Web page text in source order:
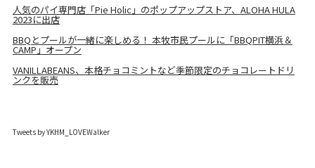
人気のパイ専門店「Pie Holic」のポップアップストア、ALOHA HULA
2023に出店
BBQとプールが一緒に楽しめる！ 本牧市民プールに「BBQPIT横浜＆
CAMP」オープン
VANILLABEANS、本格チョコミントなど季節限定のチョコレートドリ
ンクを販売
Tweets by YKHM_LOVEWalker